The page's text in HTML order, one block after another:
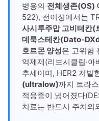
병용의 전체생존(OS)
522), 전이성에서는
사시투주맙 고비테칸(
데룩스테칸(Dato-
호르몬 양성은 고위험
억제제(리보시클립·
추세이며, HER2 저발
(ultralow)까지 트라
적응증이 넓어졌다
치료는 반드시 주치의